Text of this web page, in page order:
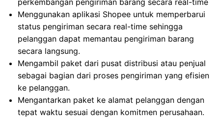
perkembangan pengiriman barang secara real-time
Menggunakan aplikasi Shopee untuk memperbarui
status pengiriman secara real-time sehingga
pelanggan dapat memantau pengiriman barang
secara langsung.
Mengambil paket dari pusat distribusi atau penjual
sebagai bagian dari proses pengiriman yang efisien
ke pelanggan.
Mengantarkan paket ke alamat pelanggan dengan
tepat waktu sesuai dengan komitmen perusahaan.